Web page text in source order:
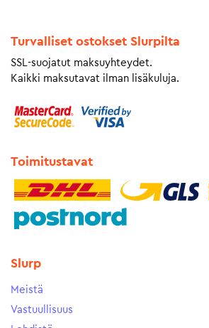
Turvalliset ostokset Slurpilta
SSL-suojatut maksuyhteydet.
Kaikki maksutavat ilman lisäkuluja.
Toimitustavat
Slurp
Meistä
Vastuullisuus